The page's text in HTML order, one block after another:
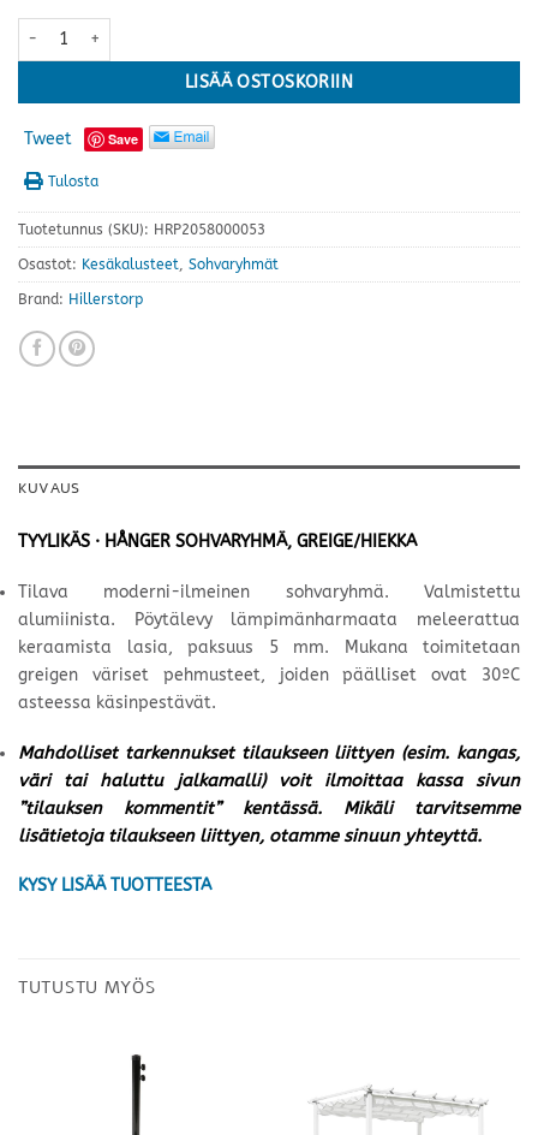
Hånger sohvaryhmä, greige/hiekka määrä
LISÄÄ OSTOSKORIIN
Tweet Save
Tulosta
Tuotetunnus (SKU): HRP2058000053
Osastot: Kesäkalusteet, Sohvaryhmät
Brand: Hillerstorp
KUVAUS
TYYLIKÄS · HÅNGER SOHVARYHMÄ, GREIGE/HIEKKA
Tilava moderni-ilmeinen sohvaryhmä. Valmistettu
alumiinista. Pöytälevy lämpimänharmaata meleerattua
keraamista lasia, paksuus 5 mm. Mukana toimitetaan
greigen väriset pehmusteet, joiden päälliset ovat 30ºC
asteessa käsinpestävät.
Mahdolliset tarkennukset tilaukseen liittyen (esim. kangas,
väri tai haluttu jalkamalli) voit ilmoittaa kassa sivun
”tilauksen kommentit” kentässä. Mikäli tarvitsemme
lisätietoja tilaukseen liittyen, otamme sinuun yhteyttä.
KYSY LISÄÄ TUOTTEESTA
TUTUSTU MYÖS